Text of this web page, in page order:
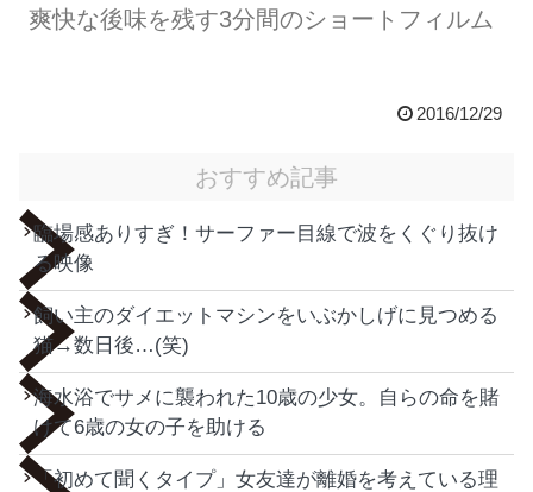
爽快な後味を残す3分間のショートフィルム
2016/12/29
おすすめ記事
臨場感ありすぎ！サーファー目線で波をくぐり抜け
る映像
飼い主のダイエットマシンをいぶかしげに見つめる
猫→数日後…(笑)
海水浴でサメに襲われた10歳の少女。自らの命を賭
けて6歳の女の子を助ける
「初めて聞くタイプ」女友達が離婚を考えている理